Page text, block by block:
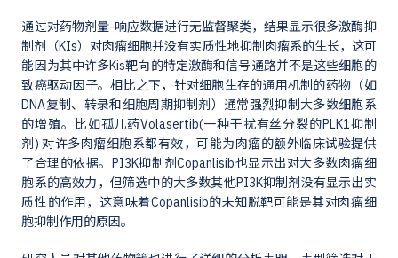
通过对药物剂量-响应数据进行无监督聚类，结果显示很多激酶抑
制剂（KIs）对肉瘤细胞并没有实质性地抑制肉瘤系的生长，这可
能因为其中许多Kis靶向的特定激酶和信号通路并不是这些细胞的
致癌驱动因子。相比之下，针对细胞生存的通用机制的药物（如
DNA复制、转录和细胞周期抑制剂）通常强烈抑制大多数细胞系
的增殖。比如孤儿药Volasertib(一种干扰有丝分裂的PLK1抑制
剂) 对许多肉瘤细胞系都有效，可能为肉瘤的额外临床试验提供
了合理的依据。PI3K抑制剂Copanlisib也显示出对大多数肉瘤细
胞系的高效力，但筛选中的大多数其他PI3K抑制剂没有显示出实
质性的作用，这意味着Copanlisib的未知脱靶可能是其对肉瘤细
胞抑制作用的原因。